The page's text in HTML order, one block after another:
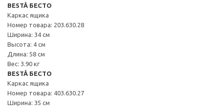
BESTÅ БЕСТО
Каркас ящика
Номер товара: 203.630.28
Ширина: 34 см
Высота: 4 см
Длина: 58 см
Вес: 3.90 кг
BESTÅ БЕСТО
Каркас ящика
Номер товара: 403.630.27
Ширина: 35 см